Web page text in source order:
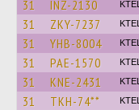
31 INZ-2130
31 ZKY-7237
31 YHB-8004
31 PAE-1570
31 KNE-2431
31 TKH-74**